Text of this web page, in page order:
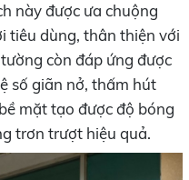
này được ưa chuộng
tiêu dùng, thân thiện với
còn đáp ứng được
số giãn nở, thấm hút
mặt tạo được độ bóng
trơn trượt hiệu quả.